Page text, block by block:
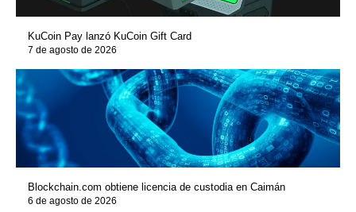
KuCoin Pay lanzó KuCoin Gift Card
7 de agosto de 2026
Blockchain.com obtiene licencia de custodia en Caimán
6 de agosto de 2026